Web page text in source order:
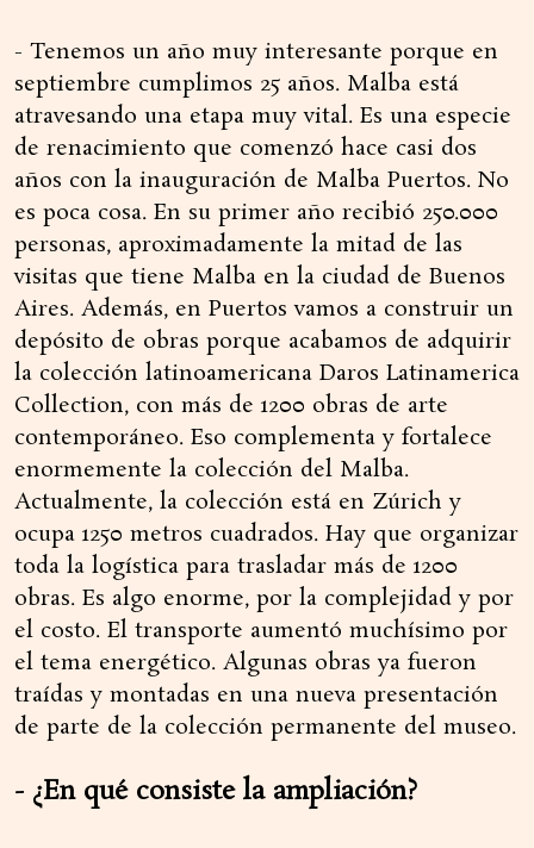
- Tenemos un año muy interesante porque en
septiembre cumplimos 25 años. Malba está
atravesando una etapa muy vital. Es una especie
de renacimiento que comenzó hace casi dos
años con la inauguración de Malba Puertos. No
es poca cosa. En su primer año recibió 250.000
personas, aproximadamente la mitad de las
visitas que tiene Malba en la ciudad de Buenos
Aires. Además, en Puertos vamos a construir un
depósito de obras porque acabamos de adquirir
la colección latinoamericana Daros Latinamerica
Collection, con más de 1200 obras de arte
contemporáneo. Eso complementa y fortalece
enormemente la colección del Malba.
Actualmente, la colección está en Zúrich y
ocupa 1250 metros cuadrados. Hay que organizar
toda la logística para trasladar más de 1200
obras. Es algo enorme, por la complejidad y por
el costo. El transporte aumentó muchísimo por
el tema energético. Algunas obras ya fueron
traídas y montadas en una nueva presentación
de parte de la colección permanente del museo.
- ¿En qué consiste la ampliación?